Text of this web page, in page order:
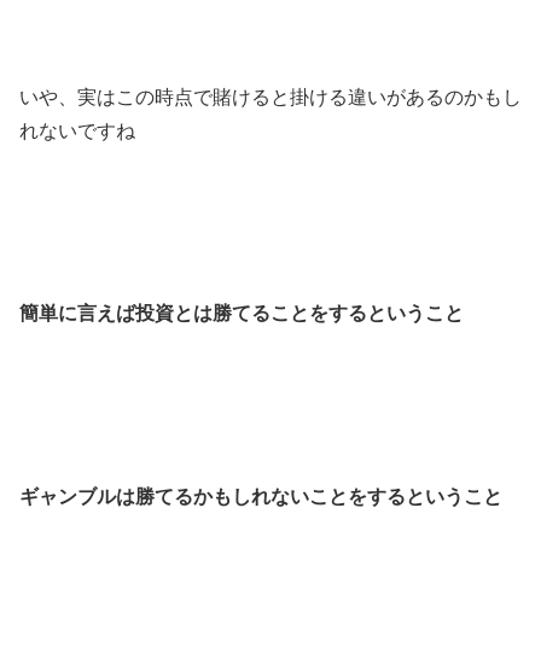
いや、実はこの時点で賭けると掛ける違いがあるのかもし
れないですね
簡単に言えば投資とは勝てることをするということ
ギャンブルは勝てるかもしれないことをするということ